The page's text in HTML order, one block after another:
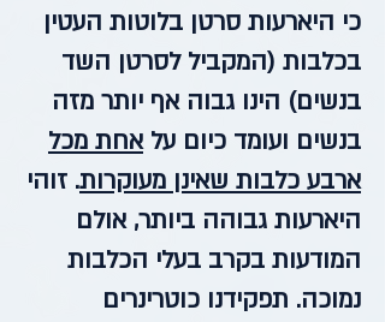
כי היארעות סרטן בלוטות העטין
בכלבות (המקביל לסרטן השד
בנשים) הינו גבוה אף יותר מזה
בנשים ועומד כיום עלאחת מכל
ארבע כלבות שאינן מעוקרות. זוהי
היארעות גבוהה ביותר, אולם
המודעות בקרב בעלי הכלבות
נמוכה. תפקידנו כוטרינרים